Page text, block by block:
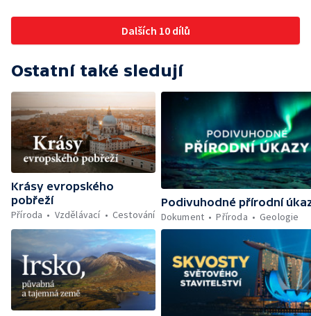
Dalších 10 dílů
Ostatní také sledují
Krásy evropského
pobřeží
Příroda
Vzdělávací Cestování
Podivuhodné přírodní
Dokument
Příroda Geologie